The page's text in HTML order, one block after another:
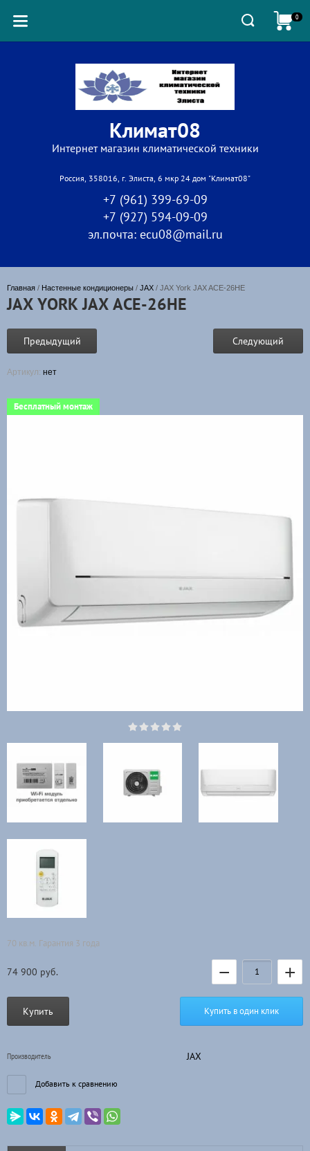
Климат08
Интернет магазин климатической техники
Россия, 358016, г. Элиста, 6 мкр 24 дом "Климат08"
+7 (961) 399-69-09
+7 (927) 594-09-09
эл.почта: ecu08@mail.ru
0
Главная / Настенные кондиционеры / JAX / JAX York JAX ACE-26HE
JAX YORK JAX ACE-26HE
Предыдущий Следующий
Артикул: нет
Бесплатный монтаж
70 кв.м. Гарантия 3 года
74 900 руб. − +
Купить Купить в один клик
Производитель JAX
Добавить к сравнению